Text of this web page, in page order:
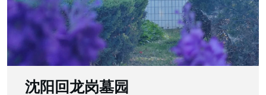
沈阳回龙岗墓园